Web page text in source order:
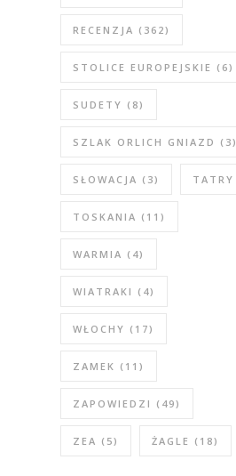
RECENZJA (362)
STOLICE EUROPEJSKIE (6)
SUDETY (8)
SZLAK ORLICH GNIAZD (3)
SŁOWACJA (3) TATRY
TOSKANIA (11)
WARMIA (4)
WIATRAKI (4)
WŁOCHY (17)
ZAMEK (11)
ZAPOWIEDZI (49)
ZEA (5) ŻAGLE (18)